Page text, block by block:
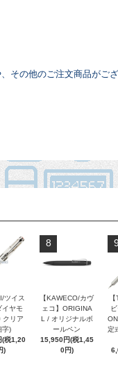
その他のご注文商品がご
ツイス
イヤモ
クリア
字)
(税1,20
)
8
【KAWECO/カヴ
ェコ】ORIGINA
L / オリジナルボ
ールペン
15,950円(税1,45
0円)
9
定